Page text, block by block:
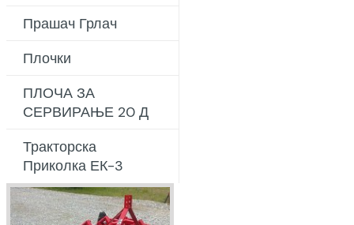
Прашач Грлач
Плочки
ПЛОЧА ЗА
СЕРВИРАЊЕ 20 Д
Тракторска
Приколка ЕК-3